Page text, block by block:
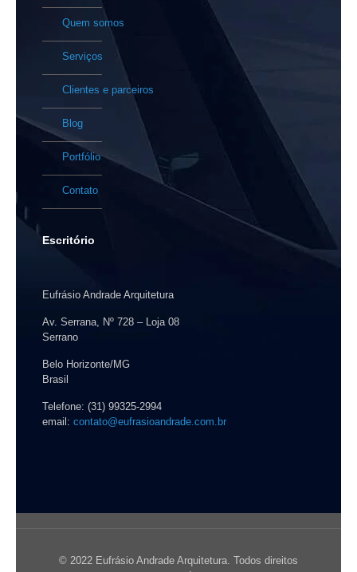
Quem somos
Serviços
Clientes e parceiros
Blog
Portfólio
Contato
Escritório
Eufrásio Andrade Arquitetura
Av. Serrana, Nº 728 – Loja 08
Serrano
Belo Horizonte/MG
Brasil
Telefone: (31) 99325-2994
email: contato@eufrasioandrade.com.br
© 2022 Eufrásio Andrade Arquitetura. Todos direitos